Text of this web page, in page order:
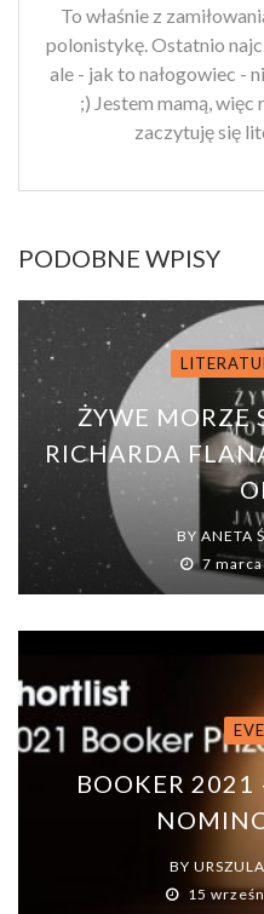
To właśnie z
polonistykę. Ostatnio
ale - jak to nałogowiec -
;) Jestem mamą, więc
zaczytuję się
PODOBNE WPISY
ŻYWE MORZE
RICHARDA
BY ANETA
7
BOOKER 2021
BY
15